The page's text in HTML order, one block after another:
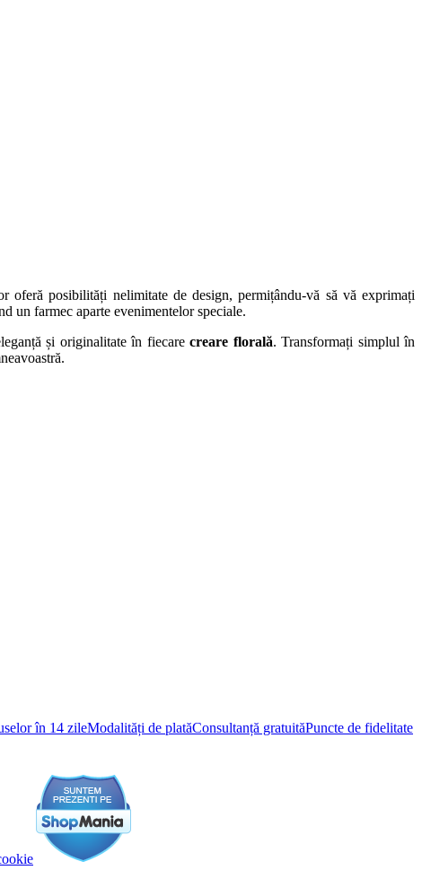
oferă posibilități nelimitate de design, permițându-vă să vă exprimați
un farmec aparte evenimentelor speciale.
și originalitate în fiecarecreare florală. Transformați simplul în
în 14 zileModalități de platăConsultanță gratuităPuncte de fidelitate